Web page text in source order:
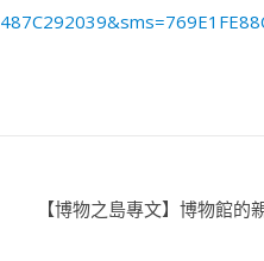
【博物之島專文】博物館